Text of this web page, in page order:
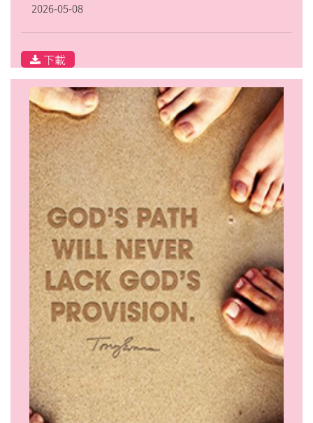
2026-05-08
下載